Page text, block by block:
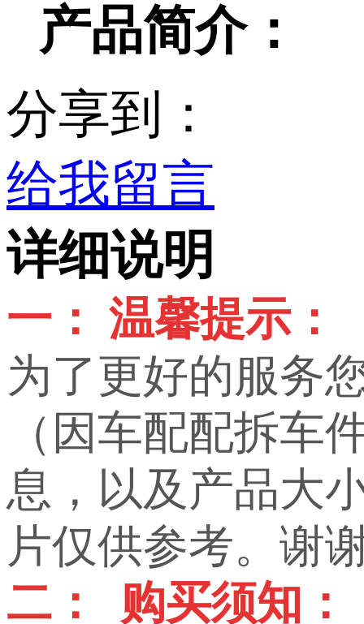
产品简介：
分享到：
给我留言
详细说明
一： 温馨提示：
为了更好的服务
（因车配配拆车
息，以及产品大
片仅供参考。谢
二： 购买须知：